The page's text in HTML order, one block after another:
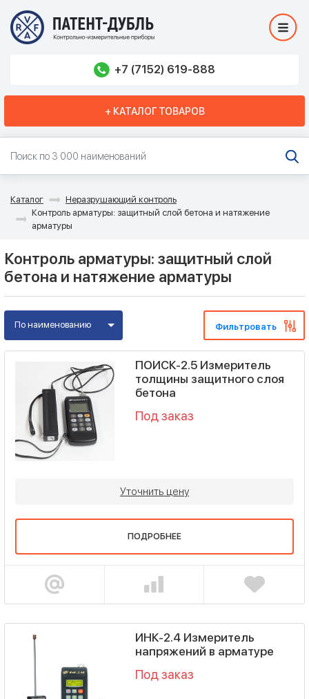
+7 (7152) 619-888
+ КАТАЛОГ ТОВАРОВ
Каталог
Неразрушающий контроль
Контроль арматуры: защитный слой бетона и натяжение
арматуры
Контроль арматуры: защитный слой
бетона и натяжение арматуры
По наименованию Фильтровать
ПОИСК-2.5 Измеритель
толщины защитного слоя
бетона
Под заказ
Уточнить цену
ПОДРОБНЕЕ
ИНК-2.4 Измеритель
напряжений в арматуре
Под заказ